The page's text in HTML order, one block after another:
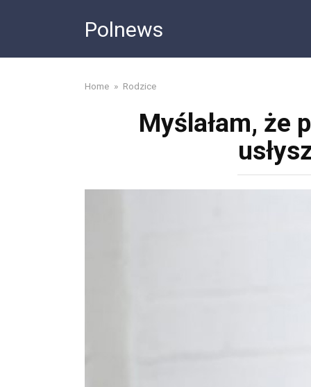
Polnews
Home » Rodzice
Myślałam, że